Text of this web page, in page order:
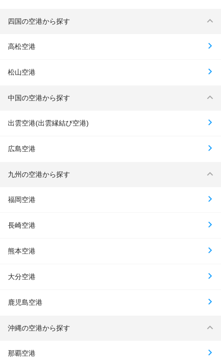
四国の空港から探す
高松空港
松山空港
中国の空港から探す
出雲空港(出雲縁結び空港)
広島空港
九州の空港から探す
福岡空港
長崎空港
熊本空港
大分空港
鹿児島空港
沖縄の空港から探す
那覇空港